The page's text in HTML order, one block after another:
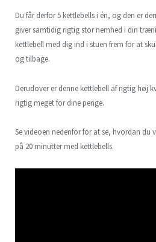
Du får derfor 5 kettlebells i én, og den er
giver samtidig rigtig stor nemhed i din
kettlebell med dig ind i stuen frem for at
og tilbage.
Derudover er denne kettlebell af rigtig høj
rigtig meget for dine penge.
Se videoen nedenfor for at se, hvordan du
på 20 minutter med kettlebells.